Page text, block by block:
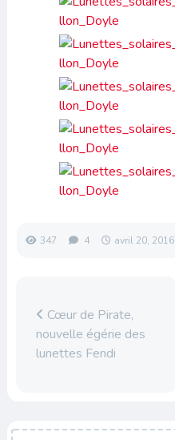
347 4 avril 20, 2016
Cœur de Pirate,
nouvelle égérie des
lunettes Fendi